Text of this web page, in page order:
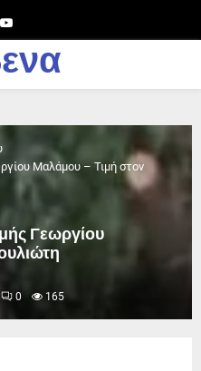
Youtube
Μαλάμου – Τιμή στον
Γεωργίου
0 165